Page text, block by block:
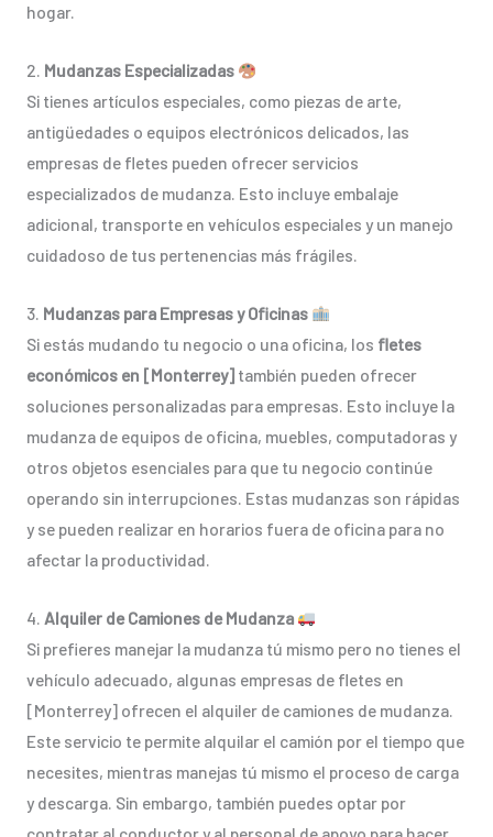
hogar.
2. Mudanzas Especializadas
Si tienes artículos especiales, como piezas de arte,
antigüedades o equipos electrónicos delicados, las
empresas de fletes pueden ofrecer servicios
especializados de mudanza. Esto incluye embalaje
adicional, transporte en vehículos especiales y un manejo
cuidadoso de tus pertenencias más frágiles.
3. Mudanzas para Empresas y Oficinas
Si estás mudando tu negocio o una oficina, los fletes
económicos en [Monterrey]también pueden ofrecer
soluciones personalizadas para empresas. Esto incluye la
mudanza de equipos de oficina, muebles, computadoras y
otros objetos esenciales para que tu negocio continúe
operando sin interrupciones. Estas mudanzas son rápidas
y se pueden realizar en horarios fuera de oficina para no
afectar la productividad.
4. Alquiler de Camiones de Mudanza
Si prefieres manejar la mudanza tú mismo pero no tienes el
vehículo adecuado, algunas empresas de fletes en
[Monterrey] ofrecen el alquiler de camiones de mudanza.
Este servicio te permite alquilar el camión por el tiempo que
necesites, mientras manejas tú mismo el proceso de carga
y descarga. Sin embargo, también puedes optar por
contratar al conductor y al personal de apoyo para hacer